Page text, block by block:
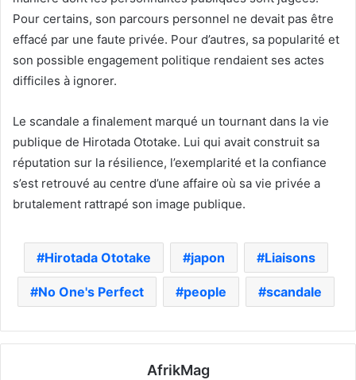
Pour certains, son parcours personnel ne devait pas être
effacé par une faute privée. Pour d’autres, sa popularité et
son possible engagement politique rendaient ses actes
difficiles à ignorer.
Le scandale a finalement marqué un tournant dans la vie
publique de Hirotada Ototake. Lui qui avait construit sa
réputation sur la résilience, l’exemplarité et la confiance
s’est retrouvé au centre d’une affaire où sa vie privée a
brutalement rattrapé son image publique.
Hirotada Ototake japon Liaisons
No One's Perfect people scandale
AfrikMag